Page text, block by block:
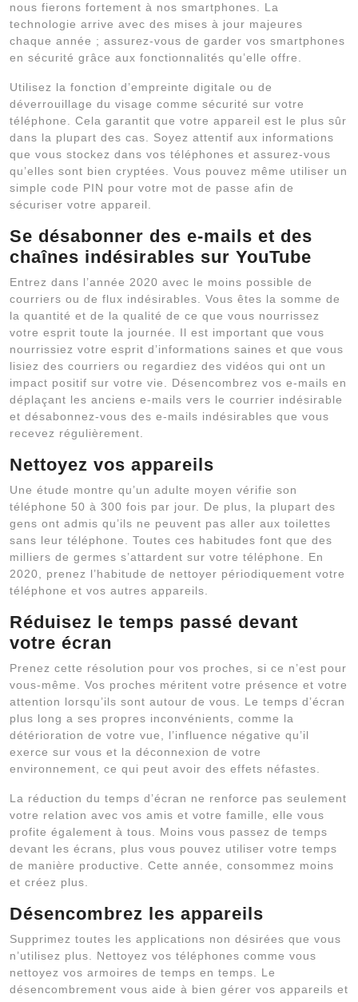
nous fierons fortement à nos smartphones. La
technologie arrive avec des mises à jour majeures
chaque année ; assurez-vous de garder vos smartphones
en sécurité grâce aux fonctionnalités qu’elle offre.
Utilisez la fonction d’empreinte digitale ou de
déverrouillage du visage comme sécurité sur votre
téléphone. Cela garantit que votre appareil est le plus sûr
dans la plupart des cas. Soyez attentif aux informations
que vous stockez dans vos téléphones et assurez-vous
qu’elles sont bien cryptées. Vous pouvez même utiliser un
simple code PIN pour votre mot de passe afin de
sécuriser votre appareil.
Se désabonner des e-mails et des
chaînes indésirables sur YouTube
Entrez dans l’année 2020 avec le moins possible de
courriers ou de flux indésirables. Vous êtes la somme de
la quantité et de la qualité de ce que vous nourrissez
votre esprit toute la journée. Il est important que vous
nourrissiez votre esprit d’informations saines et que vous
lisiez des courriers ou regardiez des vidéos qui ont un
impact positif sur votre vie. Désencombrez vos e-mails en
déplaçant les anciens e-mails vers le courrier indésirable
et désabonnez-vous des e-mails indésirables que vous
recevez régulièrement.
Nettoyez vos appareils
Une étude montre qu’un adulte moyen vérifie son
téléphone 50 à 300 fois par jour. De plus, la plupart des
gens ont admis qu’ils ne peuvent pas aller aux toilettes
sans leur téléphone. Toutes ces habitudes font que des
milliers de germes s’attardent sur votre téléphone. En
2020, prenez l’habitude de nettoyer périodiquement votre
téléphone et vos autres appareils.
Réduisez le temps passé devant
votre écran
Prenez cette résolution pour vos proches, si ce n’est pour
vous-même. Vos proches méritent votre présence et votre
attention lorsqu’ils sont autour de vous. Le temps d’écran
plus long a ses propres inconvénients, comme la
détérioration de votre vue, l’influence négative qu’il
exerce sur vous et la déconnexion de votre
environnement, ce qui peut avoir des effets néfastes.
La réduction du temps d’écran ne renforce pas seulement
votre relation avec vos amis et votre famille, elle vous
profite également à tous. Moins vous passez de temps
devant les écrans, plus vous pouvez utiliser votre temps
de manière productive. Cette année, consommez moins
et créez plus.
Désencombrez les appareils
Supprimez toutes les applications non désirées que vous
n’utilisez plus. Nettoyez vos téléphones comme vous
nettoyez vos armoires de temps en temps. Le
désencombrement vous aide à bien gérer vos appareils et